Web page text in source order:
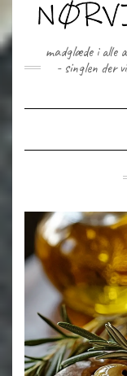
content
madglæde i alle
- singlen der